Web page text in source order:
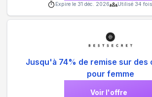
Expire le 31 déc. 2026 Utilisé 34 fois
Jusqu'à 74% de remise sur des
pour femme
Voir l'offre